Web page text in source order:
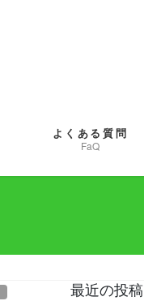
よくある質問
FaQ
最近の投稿